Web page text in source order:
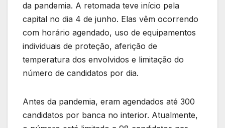
da pandemia. A retomada teve início pela
capital no dia 4 de junho. Elas vêm ocorrendo
com horário agendado, uso de equipamentos
individuais de proteção, aferição de
temperatura dos envolvidos e limitação do
número de candidatos por dia.
Antes da pandemia, eram agendados até 300
candidatos por banca no interior. Atualmente,